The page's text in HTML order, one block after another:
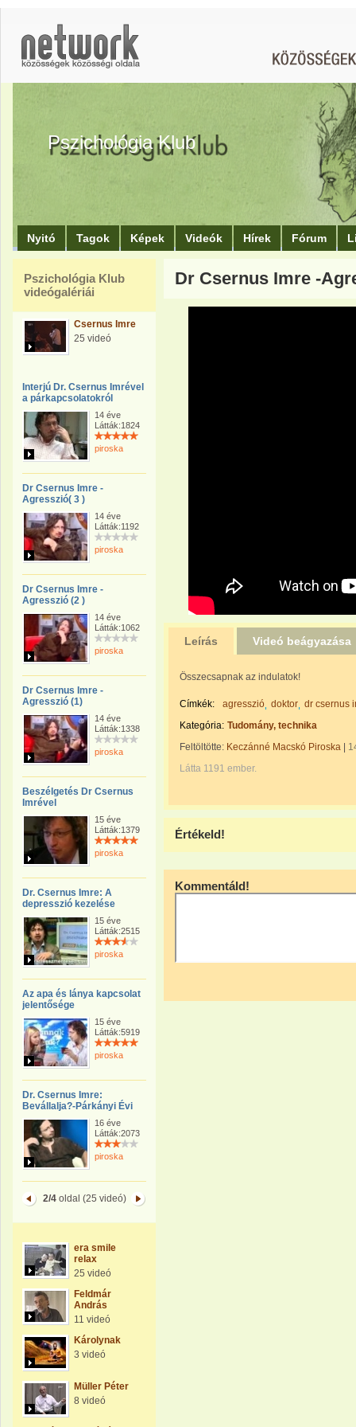
Pszichológia Klub
Nyitó Tagok Képek Videók Hírek Fórum
Pszichológia Klub
videógalériái
Csernus Imre
25 videó
Interjú Dr. Csernus Imrével
a párkapcsolatokról
14 éve
Látták:1824
piroska
Dr Csernus Imre -
Agresszió( 3 )
14 éve
Látták:1192
piroska
Dr Csernus Imre -
Agresszió (2 )
14 éve
Látták:1062
piroska
Dr Csernus Imre -
Agresszió (1)
14 éve
Látták:1338
piroska
Beszélgetés Dr Csernus
Imrével
15 éve
Látták:1379
piroska
Dr. Csernus Imre: A
depresszió kezelése
15 éve
Látták:2515
piroska
Az apa és lánya kapcsolat
jelentősége
15 éve
Látták:5919
piroska
Dr. Csernus Imre:
Bevállalja?-Párkányi Évi
16 éve
Látták:2073
piroska
2/4oldal (25 videó)
era smile
relax
25 videó
Feldmár
András
11 videó
Károlynak
3 videó
Müller Péter
8 videó
Dr Csernus Imre -
Leírás Videó beágyazása
Összecsapnak az indulatok!
Címkék: agresszió doktor dr csernus
Kategória: Tudomány, technika
Feltöltötte: Keczánné Macskó Piroska
Látta 1191 ember.
Értékeld!
Kommentáld!